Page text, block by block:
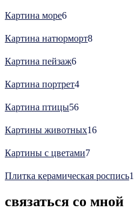
Картина море66
Картина натюрморт88
Картина пейзаж66
Картина портрет44
Картина птицы5656
Картины животных1616
Картины с цветами77
Плитка керамическая роспись1
связаться со мной